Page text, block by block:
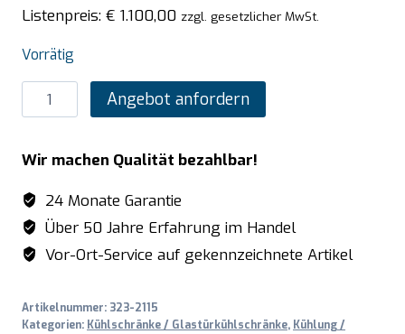
Listenpreis: € 1.100,00 zzgl. gesetzlicher MwSt.
Vorrätig
SARO
Lagerkühlschrank
schwarz,
Modell
HK
400
B
Menge
Angebot anfordern
Wir machen Qualität bezahlbar!
24 Monate Garantie
Über 50 Jahre Erfahrung im Handel
Vor-Ort-Service auf gekennzeichnete Artikel
Artikelnummer: 323-2115
Kategorien: Kühlschränke / Glastürkühlschränke, Kühlung /